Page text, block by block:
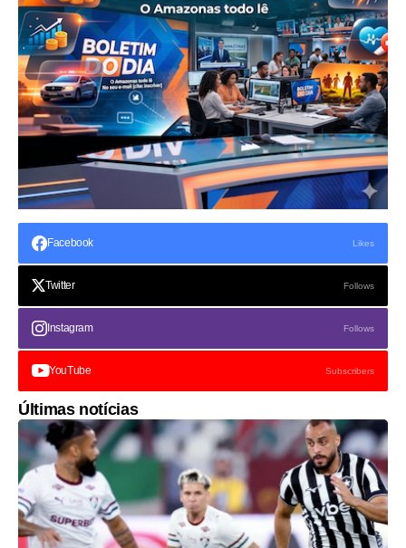
Facebook Likes
Twitter Follows
Instagram Follows
YouTube Subscribers
Últimas notícias